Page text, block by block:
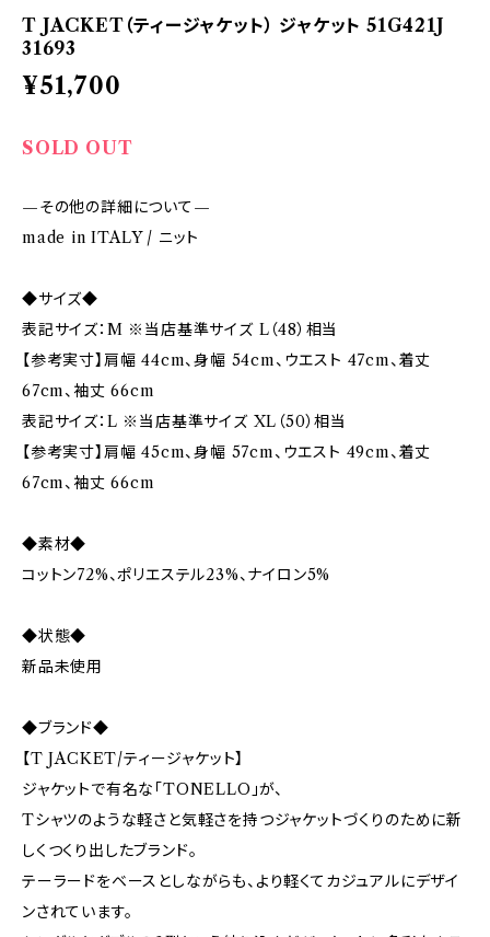
T JACKET（ティージャケット） ジャケット 51G421J
31693
¥51,700
SOLD OUT
—その他の詳細について—
made in ITALY / ニット
◆サイズ◆
表記サイズ：M ※当店基準サイズ L（48）相当
【参考実寸】肩幅 44cm、身幅 54cm、ウエスト 47cm、着丈
67cm、袖丈 66cm
表記サイズ：L ※当店基準サイズ XL（50）相当
【参考実寸】肩幅 45cm、身幅 57cm、ウエスト 49cm、着丈
67cm、袖丈 66cm
◆素材◆
コットン72%、ポリエステル23%、ナイロン5%
◆状態◆
新品未使用
◆ブランド◆
【T JACKET/ティージャケット】
ジャケットで有名な「TONELLO」が、
Tシャツのような軽さと気軽さを持つジャケットづくりのために新
しくつくり出したブランド。
テーラードをベースとしながらも、より軽くてカジュアルにデザイ
ンされています。